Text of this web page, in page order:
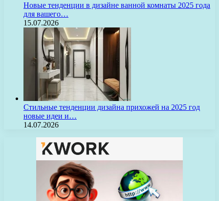
Новые тенденции в дизайне ванной комнаты 2025 года
для вашего…
15.07.2026
Стильные тенденции дизайна прихожей на 2025 год
новые идеи и…
14.07.2026